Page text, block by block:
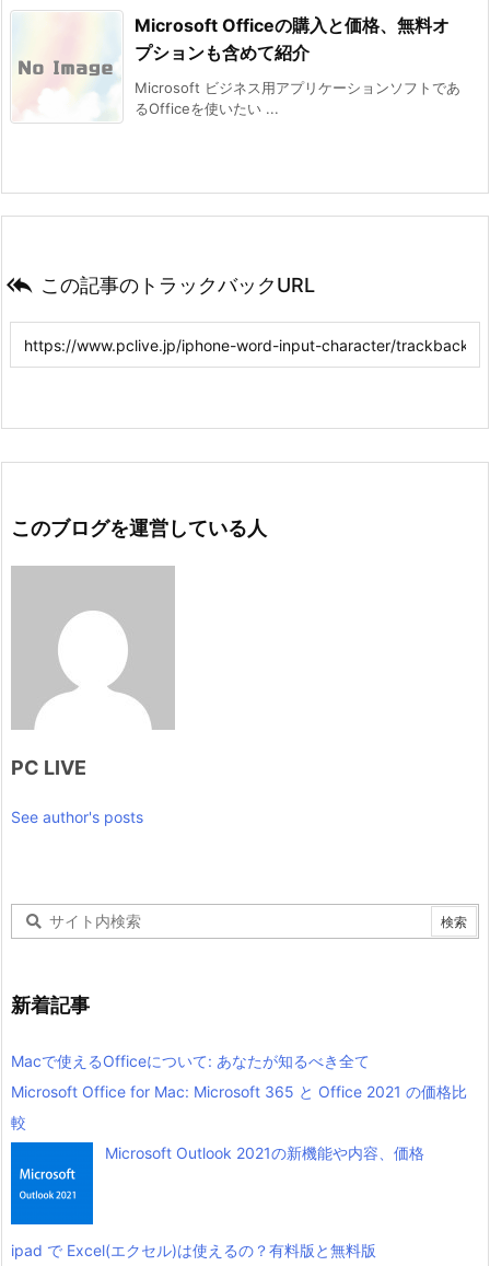
Microsoft Officeの購入と価格、無料オ
プションも含めて紹介
Microsoft ビジネス用アプリケーションソフトであ
るOfficeを使いたい ...
 この記事のトラックバックURL
このブログを運営している人
PC LIVE
See author's posts
新着記事
Macで使えるOfficeについて: あなたが知るべき全て
Microsoft Office for Mac: Microsoft 365 と Office 2021 の価格比
較
Microsoft Outlook 2021の新機能や内容、価格
ipad で Excel(エクセル)は使えるの？有料版と無料版